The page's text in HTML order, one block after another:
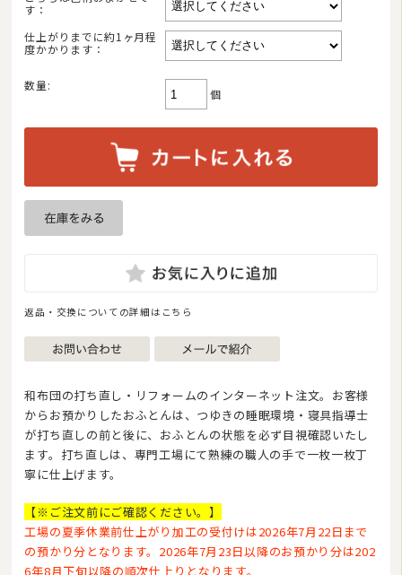
す：
仕上がりまでに約1ヶ月程
度かかります：
数量:
個
返品・交換についての詳細はこちら
和布団の打ち直し・リフォームのインターネット注文。お客様
からお預かりしたおふとんは、つゆきの睡眠環境・寝具指導士
が打ち直しの前と後に、おふとんの状態を必ず目視確認いたし
ます。打ち直しは、専門工場にて熟練の職人の手で一枚一枚丁
寧に仕上げます。
【※ご注文前にご確認ください。】
工場の夏季休業前仕上がり加工の受付けは2026年7月22日まで
の預かり分となります。2026年7月23日以降のお預かり分は202
6年8月下旬以降の順次仕上りとなります。